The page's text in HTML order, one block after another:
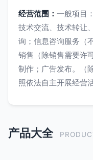
经营范围： 一般项目
技术交流、技术转让
询；信息咨询服务（
销售（除销售需要许
制作；广告发布。（
照依法自主开展经营
产品大全